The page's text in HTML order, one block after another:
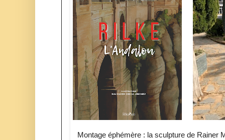
Montage éphémère : la sculpture de Rainer